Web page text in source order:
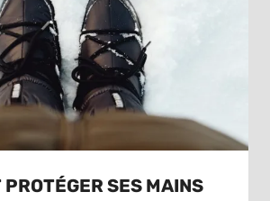
PROTÉGER SES MAINS